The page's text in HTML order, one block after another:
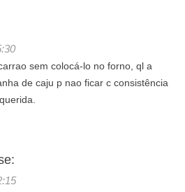
sem colocá-lo no forno, ql a
de caju p nao ficar c consistência